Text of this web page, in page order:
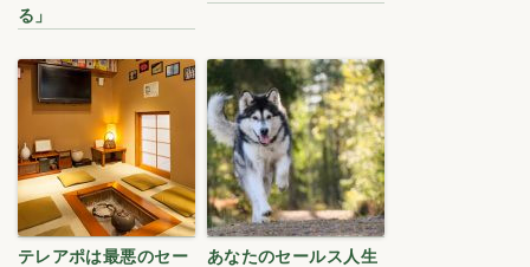
る」
テレアポは最悪のセー
あなたのセールス人生